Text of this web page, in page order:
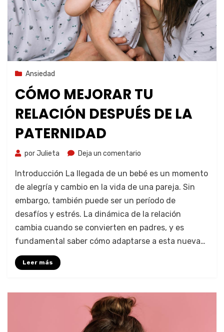
4 de septiembre de 2023
Ansiedad
CÓMO MEJORAR TU
RELACIÓN DESPUÉS DE LA
PATERNIDAD
porJulieta Deja un comentario
Introducción La llegada de un bebé es un momento
de alegría y cambio en la vida de una pareja. Sin
embargo, también puede ser un período de
desafíos y estrés. La dinámica de la relación
cambia cuando se convierten en padres, y es
fundamental saber cómo adaptarse a esta nueva…
Leer más